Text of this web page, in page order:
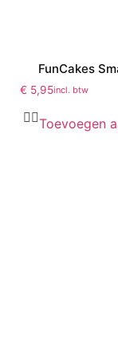
FunCakes
€ 5,95incl. btw
Toevoegen